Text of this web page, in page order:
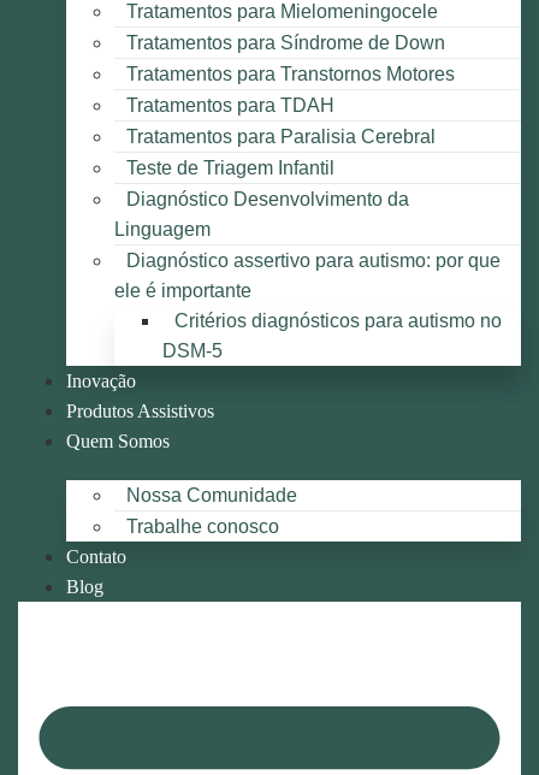
Tratamentos para Mielomeningocele
Tratamentos para Síndrome de Down
Tratamentos para Transtornos Motores
Tratamentos para TDAH
Tratamentos para Paralisia Cerebral
Teste de Triagem Infantil
Diagnóstico Desenvolvimento da
Linguagem
Diagnóstico assertivo para autismo: por que
ele é importante
Critérios diagnósticos para autismo no
DSM-5
Inovação
Produtos Assistivos
Quem Somos
Nossa Comunidade
Trabalhe conosco
Contato
Blog